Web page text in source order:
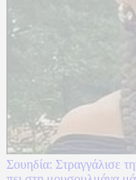
Σουηδία: Στραγγάλισε